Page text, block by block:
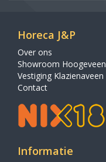
Horeca J&P
Over ons
Showroom Hoogeveen
Vestiging Klazienaveen
Contact
Informatie